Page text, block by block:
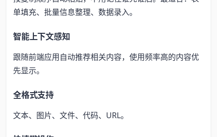
单填充、批量信息整理、数据录入。
智能上下文感知
跟随前端应用自动推荐相关内容，使用频率高的内容优
先显示。
全格式支持
文本、图片、文件、代码、URL。